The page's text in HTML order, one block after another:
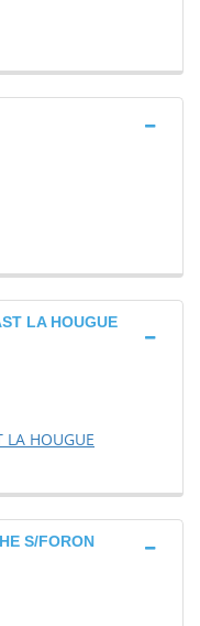
LA HOUGUE
LA HOUGUE
S/FORON